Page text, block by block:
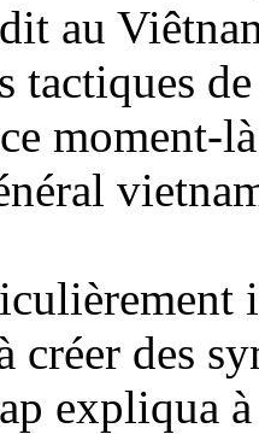
au
tactiques
moment-
des
expliqua